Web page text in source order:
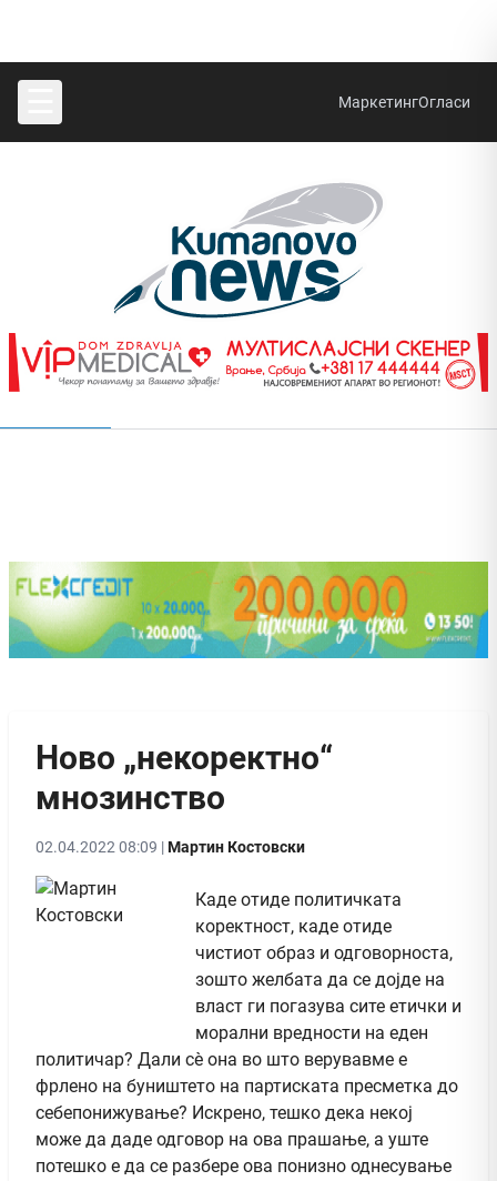
МаркетингОгласи
Ново „некоректно“
мнозинство
02.04.2022 08:09 |Мартин Костовски
Каде отиде политичката
коректност, каде отиде
чистиот образ и одговорноста,
зошто желбата да се дојде на
власт ги погазува сите етички и
морални вредности на еден
политичар? Дали сѐ она во што верувавме е
фрлено на буништето на партиската пресметка до
себепонижување? Искрено, тешко дека некој
може да даде одговор на ова прашање, а уште
потешко е да се разбере ова понизно однесување